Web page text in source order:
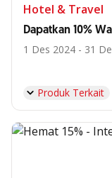
Hotel & Travel
Dapatkan 10%
1 Des 2024 - 31
Produk Terkait